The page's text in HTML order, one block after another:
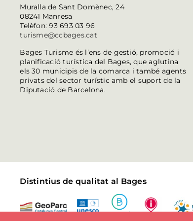
Muralla de Sant Domènec, 24
08241 Manresa
Telèfon: 93 693 03 96
turisme@ccbages.cat
Bages Turisme és l’ens de gestió, promoció i
planificació turística del Bages, que aglutina
els 30 municipis de la comarca i també agents
privats del sector turístic amb el suport de la
Diputació de Barcelona.
Distintius de qualitat al Bages